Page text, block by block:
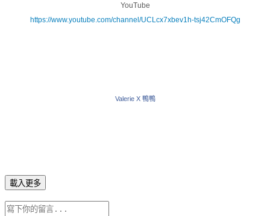
YouTube
https://www.youtube.com/channel/UCLcx7xbev1h-tsj42CmOFQg
Valerie X 鴨鴨
載入更多